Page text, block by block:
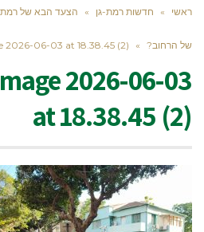
ראשי » חדשות רמת-גן » הצעד הבא של רמת
של הרחוב? »
2026-06-03 at 18.38.45 (2)
2026-06-03
at 18.38.45 (2)